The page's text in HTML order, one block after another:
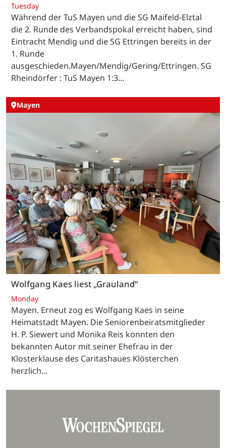
Tuesday
Während der TuS Mayen und die SG Maifeld-Elztal
die 2. Runde des Verbandspokal erreicht haben, sind
Eintracht Mendig und die SG Ettringen bereits in der
1. Runde
ausgeschieden.Mayen/Mendig/Gering/Ettringen. SG
Rheindörfer : TuS Mayen 1:3…
Mayen
Wolfgang Kaes liest „Grauland“
Monday
Mayen. Erneut zog es Wolfgang Kaes in seine
Heimatstadt Mayen. Die Seniorenbeiratsmitglieder
H. P. Siewert und Monika Reis konnten den
bekannten Autor mit seiner Ehefrau in der
Klosterklause des Caritashaues Klösterchen
herzlich…